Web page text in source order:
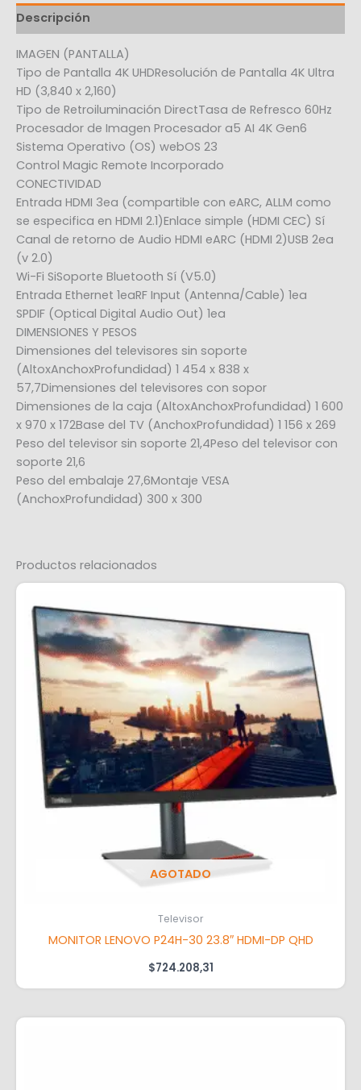
Descripción
IMAGEN (PANTALLA)
Tipo de Pantalla 4K UHDResolución de Pantalla 4K Ultra
HD (3,840 x 2,160)
Tipo de Retroiluminación DirectTasa de Refresco 60Hz
Procesador de Imagen Procesador a5 AI 4K Gen6
Sistema Operativo (OS) webOS 23
Control Magic Remote Incorporado
CONECTIVIDAD
Entrada HDMI 3ea (compartible con eARC, ALLM como
se especifica en HDMI 2.1)Enlace simple (HDMI CEC) Sí
Canal de retorno de Audio HDMI eARC (HDMI 2)USB 2ea
(v 2.0)
Wi-Fi SiSoporte Bluetooth Sí (V5.0)
Entrada Ethernet 1eaRF Input (Antenna/Cable) 1ea
SPDIF (Optical Digital Audio Out) 1ea
DIMENSIONES Y PESOS
Dimensiones del televisores sin soporte
(AltoxAnchoxProfundidad) 1 454 x 838 x
57,7Dimensiones del televisores con sopor
Dimensiones de la caja (AltoxAnchoxProfundidad) 1 600
x 970 x 172Base del TV (AnchoxProfundidad) 1 156 x 269
Peso del televisor sin soporte 21,4Peso del televisor con
soporte 21,6
Peso del embalaje 27,6Montaje VESA
(AnchoxProfundidad) 300 x 300
Productos relacionados
AGOTADO
Televisor
MONITOR LENOVO P24H-30 23.8″ HDMI-DP QHD
$724.208,31